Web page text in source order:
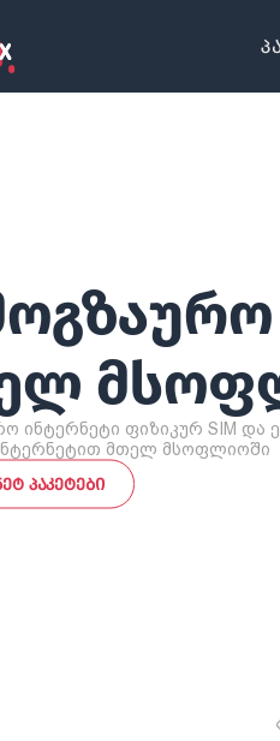
ინტერნეტი ფიზიკურ SIM
მთელ მსოფლიოში
ᲞᲐᲙᲔᲢᲔᲑᲘ